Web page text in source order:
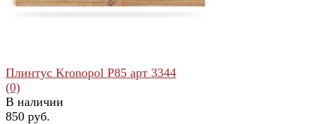
Плинтус Kronopol Р85 арт 3344
(0)
В наличии
850 руб.